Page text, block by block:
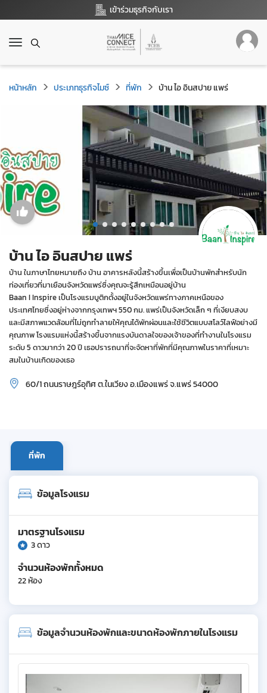
เข้าร่วมธุรกิจกับเรา
T
g
g
l
i
g
a
t
i
o
หน้าหลัก ประเภทธุรกิจไมซ์ ที่พัก บ้าน ไอ อินสปาย แพร่
บ้าน ไอ อินสปาย แพร่
บ้าน ในภาษาไทยหมายถึง บ้าน อาคารหลังนี้สร้างขึ้นเพื่อเป็นบ้านพักสำหรับนัก
ท่องเที่ยวที่มาเยือนจังหวัดแพร่ซึ่งคุณจะรู้สึกเหมือนอยู่บ้าน
Baan I Inspire เป็นโรงแรมบูติกตั้งอยู่ในจังหวัดแพร่ทางภาคเหนือของ
ประเทศไทยซึ่งอยู่ห่างจากกรุงเทพฯ 550 กม. แพร่เป็นจังหวัดเล็ก ๆ ที่เงียบสงบ
และมีสภาพแวดล้อมที่ไม่ถูกทำลายให้คุณได้พักผ่อนและใช้ชีวิตแบบสโลว์ไลฟ์อย่างมี
คุณภาพ โรงแรมแห่งนี้สร้างขึ้นจากแรงบันดาลใจของเจ้าของที่ทำงานในโรงแรม
ระดับ 5 ดาวมากว่า 20 ปี เธอปรารถนาที่จะจัดหาที่พักที่มีคุณภาพในราคาที่เหมาะ
สมในบ้านเกิดของเธอ
60/1 ถนนราษฎร์อุทิศ ต.ในเวียง อ.เมืองแพร่ จ.แพร่ 54000
ที่พัก
ข้อมูลโรงแรม
มาตรฐานโรงแรม
3 ดาว
จำนวนห้องพักทั้งหมด
22 ห้อง
ข้อมูลจำนวนห้องพักและขนาดห้องพักภายในโรงแรม